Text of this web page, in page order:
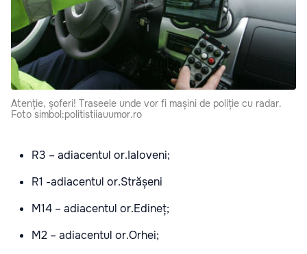
Atenție, șoferi! Traseele unde vor fi mașini de poliție cu radar.
Foto simbol:politistiiauumor.ro
R3 – adiacentul or.Ialoveni;
R1 -adiacentul or.Strășeni
M14 – adiacentul or.Edineț;
M2 – adiacentul or.Orhei;